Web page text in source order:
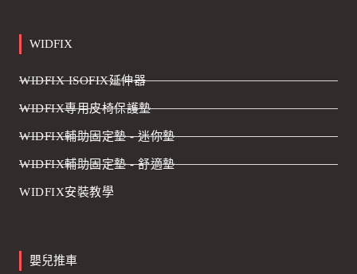
WIDFIX
WIDFIX ISOFIX延伸器
WIDFIX專用皮椅保護墊
WIDFIX輔助固定墊 - 迷你墊
WIDFIX輔助固定墊 - 舒適墊
WIDFIX安裝教學
嬰兒推車